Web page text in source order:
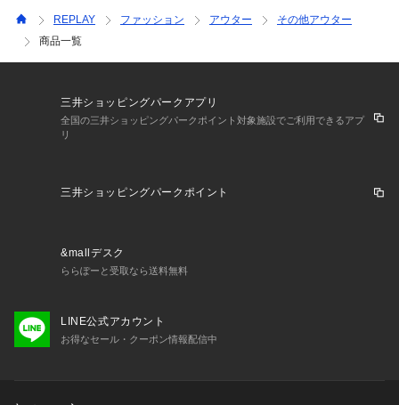
REPLAY ファッション アウター
その他アウター
商品一覧
三井ショッピングパークアプリ
全国の三井ショッピングパークポイント対象施設でご利用できるアプ
リ
三井ショッピングパークポイント
&mallデスク
ららぽーと受取なら送料無料
LINE公式アカウント
お得なセール・クーポン情報配信中